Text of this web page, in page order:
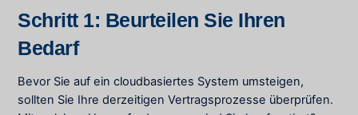
Schritt 1: Beurteilen Sie Ihren
Bedarf
Bevor Sie auf ein cloudbasiertes System umsteigen,
sollten Sie Ihre derzeitigen Vertragsprozesse überprüfen.